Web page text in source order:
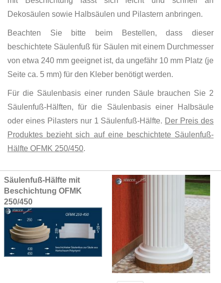
Dekosäulen sowie Halbsäulen und Pilastern anbringen.
Beachten Sie bitte beim Bestellen, dass dieser
beschichtete Säulenfuß für Säulen mit einem Durchmesser
von etwa 240 mm geeignet ist, da ungefähr 10 mm Platz (je
Seite ca. 5 mm) für den Kleber benötigt werden.
Für die Säulenbasis einer runden Säule brauchen Sie 2
Säulenfuß-Hälften, für die Säulenbasis einer Halbsäule
oder eines Pilasters nur 1 Säulenfuß-Hälfte. Der Preis des
Produktes bezieht sich auf eine beschichtete Säulenfuß-
Hälfte OFMK 250/450.
Grouped
product
items
Säulenfuß-Hälfte mit
Beschichtung OFMK
250/450